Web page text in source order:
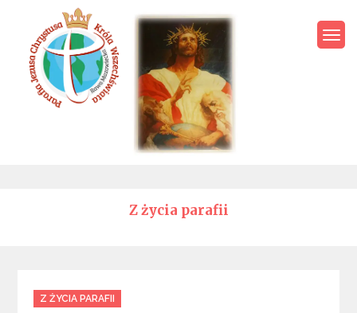
content
Parafia Jezusa Chrystusa
Króla Wszechświata – Rawa
Z życia parafii
Categories
Z ŻYCIA PARAFII